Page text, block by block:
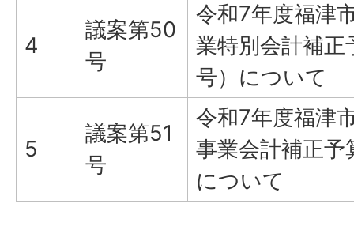
4
議案第50
号
令和7年度福津
業特別会計補正
号）について
5
議案第51
号
令和7年度福津
事業会計補正予
について